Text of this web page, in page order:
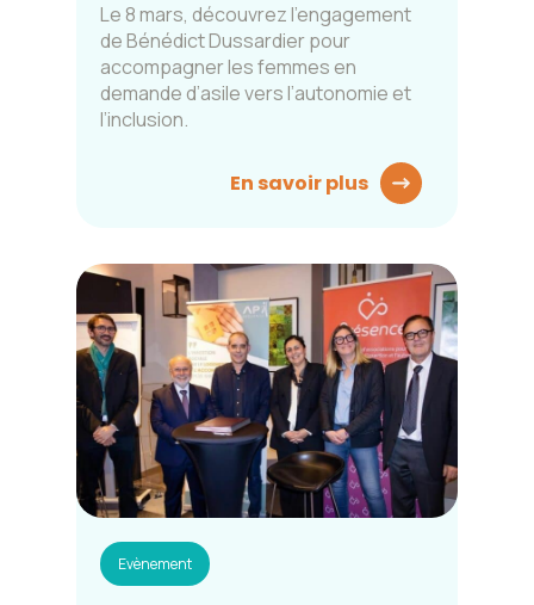
Le 8 mars, découvrez l’engagement
de Bénédict Dussardier pour
accompagner les femmes en
demande d’asile vers l’autonomie et
l’inclusion.
En savoir plus
Evènement